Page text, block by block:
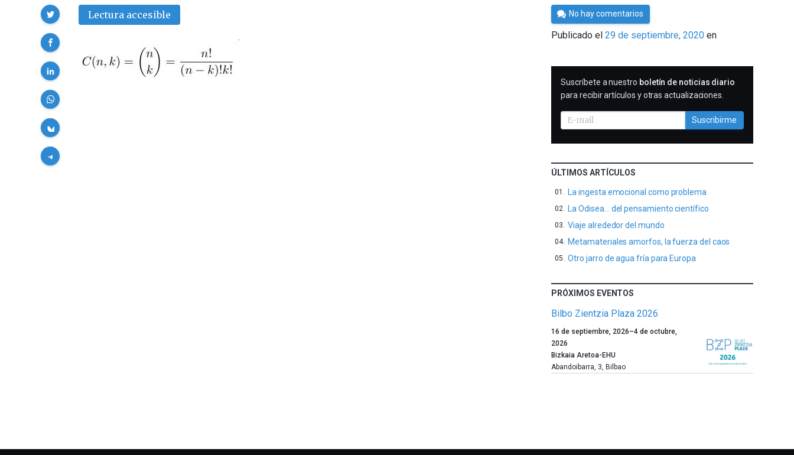
Lectura accesible
Compartir
Por
César
Tomé
No hay comentarios
Publicado el29 de septiembre, 2020 en
SUSCRIBIRME
Suscríbete a nuestro boletín de noticias diario
para recibir artículos y otras actualizaciones.
Suscribirme
ÚLTIMOS ARTÍCULOS
La ingesta emocional como problema
La Odisea… del pensamiento científico
Viaje alrededor del mundo
Metamateriales amorfos, la fuerza del caos
Otro jarro de agua fría para Europa
PRÓXIMOS EVENTOS
Bilbo Zientzia Plaza 2026
Un
año
más,
Bilbao
la
16 de septiembre, 2026–4 de octubre,
2026
Bizkaia Aretoa-EHU
Abandoibarra, 3, Bilbao